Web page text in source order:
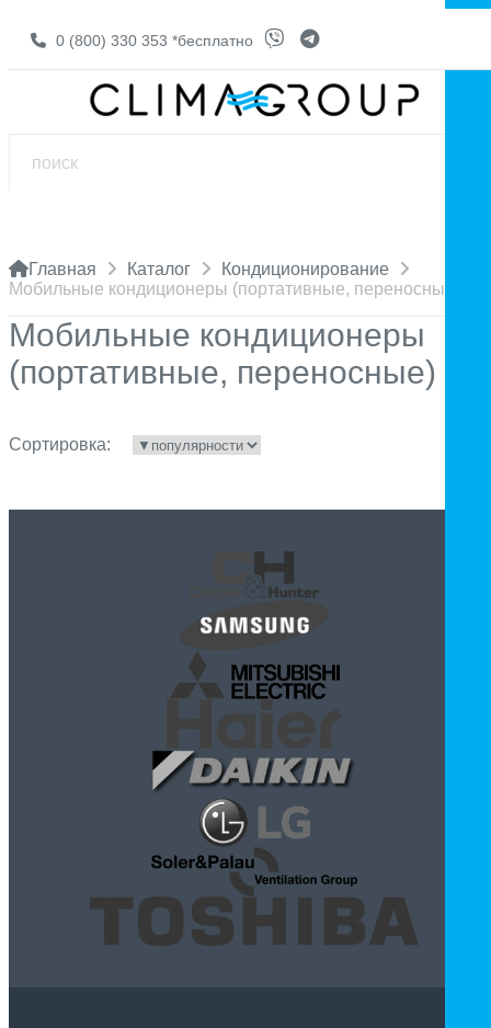
0 (800) 330 353 *бесплатно
Главная Каталог
Кондиционирование
Мобильные кондиционеры (портативные, переносные)
Мобильные кондиционеры
(портативные, переносные)
Сортировка: